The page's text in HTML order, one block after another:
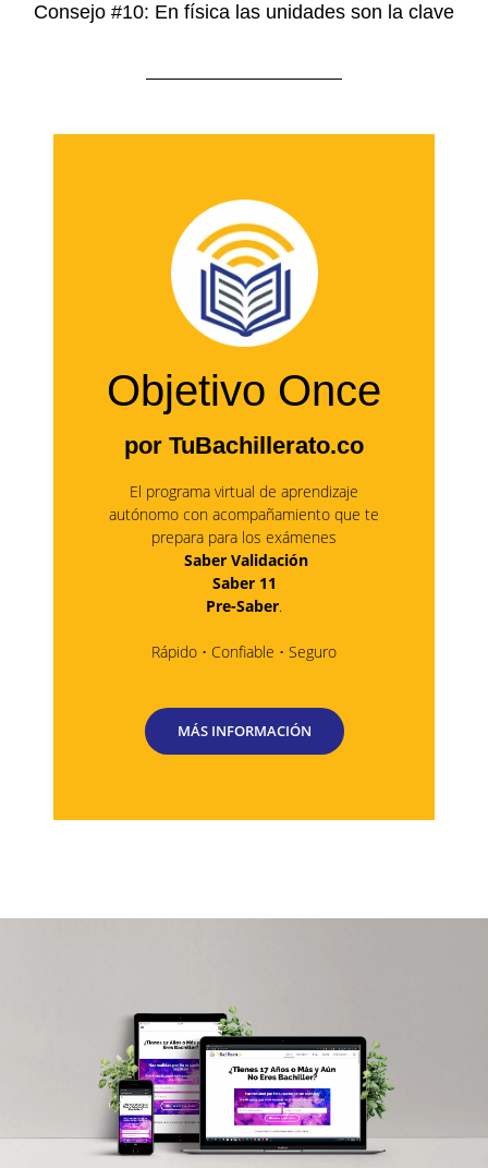
Consejo #10: En física las unidades son la clave
Objetivo Once
por TuBachillerato.co
El programa virtual de aprendizaje
autónomo con acompañamiento que te
prepara para los exámenes
Saber Validación
Saber 11
Pre-Saber.
Rápido • Confiable • Seguro
MÁS INFORMACIÓN